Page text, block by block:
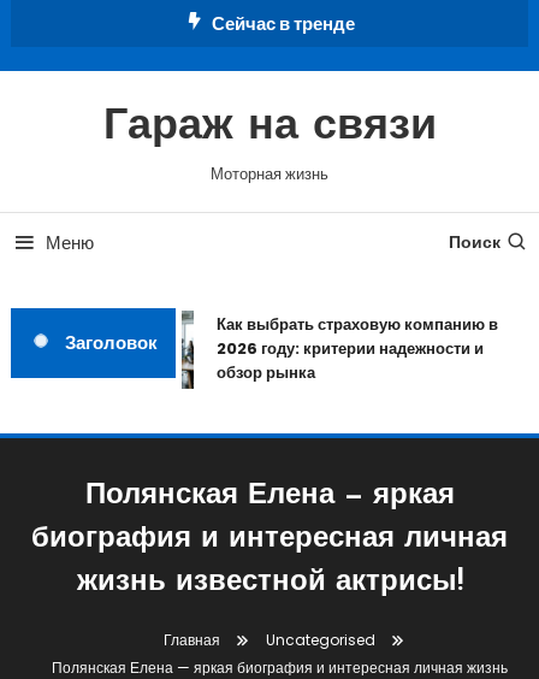
Сейчас в тренде
Гараж на связи
Моторная жизнь
Меню Поиск
Заголовок
Как выбрать страховую компанию в
2026 году: критерии надежности и
обзор рынка
Полянская Елена — яркая
биография и интересная личная
жизнь известной актрисы!
Главная
Uncategorised
Полянская Елена — яркая биография и интересная личная жизнь